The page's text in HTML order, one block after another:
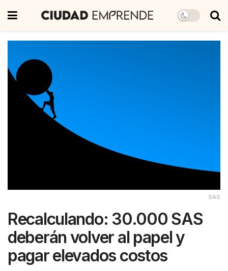
SAS
Recalculando: 30.000 SAS
deberán volver al papel y
pagar elevados costos